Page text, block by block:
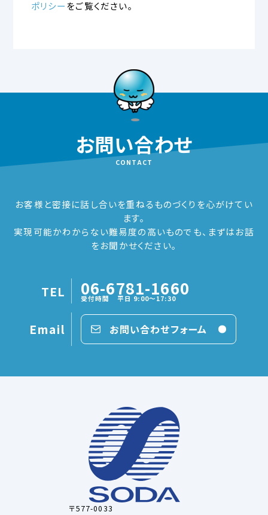
ポリシーをご覧ください。
お問い合わせ
CONTACT
お客様と密接に話し合いを重ねるものづくりを心がけてい
ます。
実現可能かわからない難易度の高いものでも、まずはお話
をお聞かせください。
TEL 06-6781-1660
受付時間 平日 9:00～17:30
Email お問い合わせフォーム
〒577-0033